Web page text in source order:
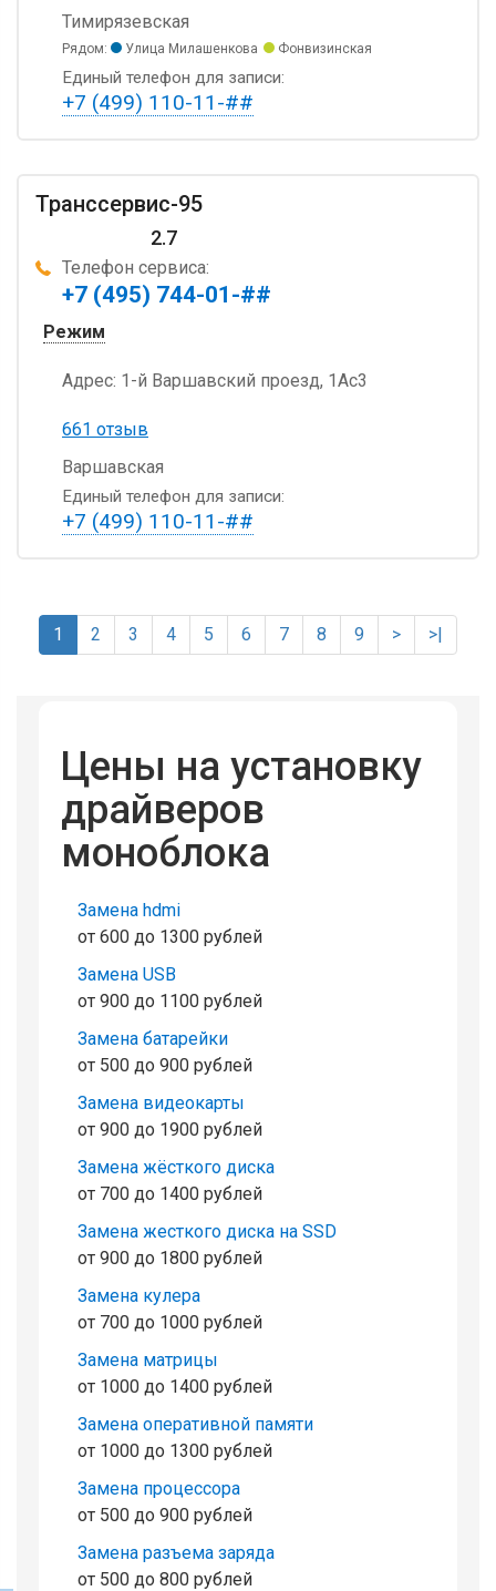
Тимирязевская
Рядом: Улица Милашенкова Фонвизинская
Единый телефон для записи:
+7 (499) 110-11-##
Транссервис-95
2.7
Телефон сервиса:
+7 (495) 744-01-##
Режим
Адрес: 1-й Варшавский проезд, 1Ас3
661 отзыв
Варшавская
Единый телефон для записи:
+7 (499) 110-11-##
1 2 3 4 5 6 7 8 9 > >|
Цены на установку
драйверов
моноблока
Замена hdmi
от 600 до 1300 рублей
Замена USB
от 900 до 1100 рублей
Замена батарейки
от 500 до 900 рублей
Замена видеокарты
от 900 до 1900 рублей
Замена жёсткого диска
от 700 до 1400 рублей
Замена жесткого диска на SSD
от 900 до 1800 рублей
Замена кулера
от 700 до 1000 рублей
Замена матрицы
от 1000 до 1400 рублей
Замена оперативной памяти
от 1000 до 1300 рублей
Замена процессора
от 500 до 900 рублей
Замена разъема заряда
от 500 до 800 рублей